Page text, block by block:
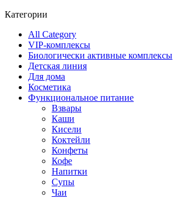
Категории
All Category
VIP-комплексы
Биологически активные комплексы
Детская линия
Для дома
Косметика
Функциональное питание
Взвары
Каши
Кисели
Коктейли
Конфеты
Кофе
Напитки
Супы
Чаи